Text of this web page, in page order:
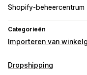
Shopify-beheercentrum
Categorieën
Importeren van
Gegevenssynchronisatie
Dropshipping